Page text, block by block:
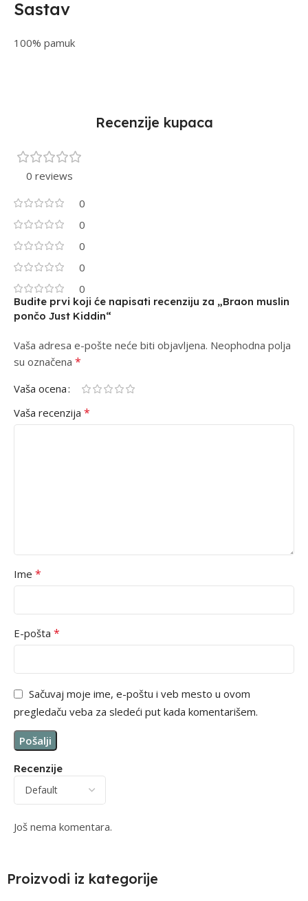
Sastav
100% pamuk
Recenzije kupaca
0 reviews
0
0
0
0
0
Recenzije
Još nema komentara.
Budite prvi koji će napisati recenziju za „Braon muslin
pončo Just Kiddin“
Vaša adresa e-pošte neće biti objavljena. Neophodna polja
su označena *
Vaša ocena
Vaša recenzija *
Ime *
E-pošta *
Sačuvaj moje ime, e-poštu i veb mesto u ovom
pregledaču veba za sledeći put kada komentarišem.
Alternative:
Proizvodi iz kategorije